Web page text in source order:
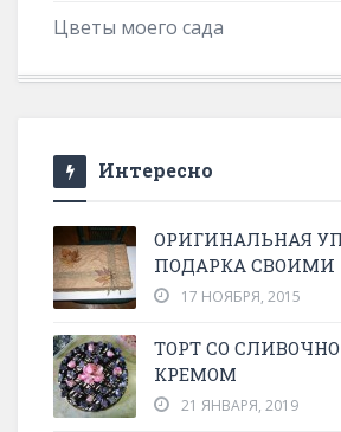
Цветы моего сада
Интересно
ОРИГИНАЛЬНАЯ
ПОДАРКА СВОИМИ
17 НОЯБРЯ, 2015
ТОРТ СО
КРЕМОМ
21 ЯНВАРЯ, 2019